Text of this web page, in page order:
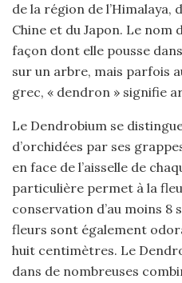
de la région de l’Himalaya,
Chine et du Japon. Le nom
façon dont elle pousse
sur un arbre, mais parfois
grec, « dendron » signifie
Le Dendrobium se
d’orchidées par ses
en face de l’aisselle de
particulière permet à la
conservation d’au moins 8
fleurs sont également
huit centimètres. Le
dans de nombreuses